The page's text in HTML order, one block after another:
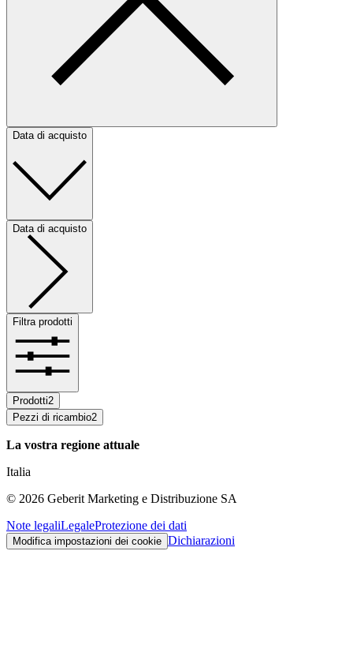
Data di acquisto
Data di acquisto
Filtra prodotti
Prodotti2
Pezzi di ricambio2
La vostra regione attuale
Italia
© 2026 Geberit Marketing e Distribuzione SA
Note legaliLegaleProtezione dei dati
Modifica impostazioni dei cookie Dichiarazioni